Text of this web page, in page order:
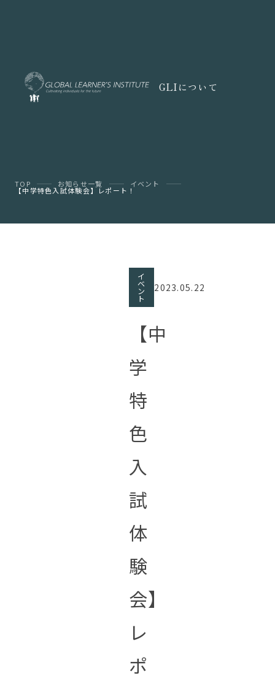
GLIについて
TOP お知らせ一覧 イベント
【中学特色入試体験会】レポート！
イ
ベ
ン
ト
2023.05.22
【中
学
特
色
入
試
体
験
会】
レ
ポ